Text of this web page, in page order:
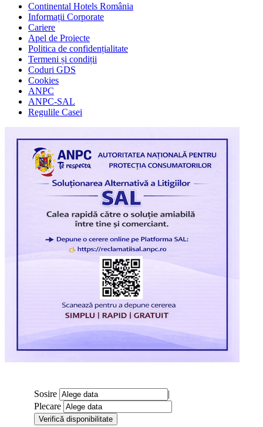
Continental Hotels România
Informații Corporate
Cariere
Apel de Proiecte
Politica de confidențialitate
Termeni și condiții
Coduri GDS
Cookies
ANPC
ANPC-SAL
Regulile Casei
Sosire
|
Plecare